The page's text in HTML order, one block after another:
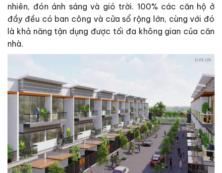
nhiên, đón ánh sáng và gió trời. 100% các căn hộ ở
đầy đều có ban công và cửa sổ rộng lớn, cùng với đó
là khả năng tận dụng được tối đa không gian của căn
nhà.